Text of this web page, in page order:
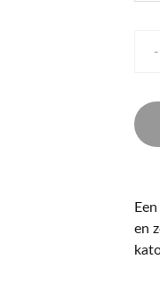
-
en